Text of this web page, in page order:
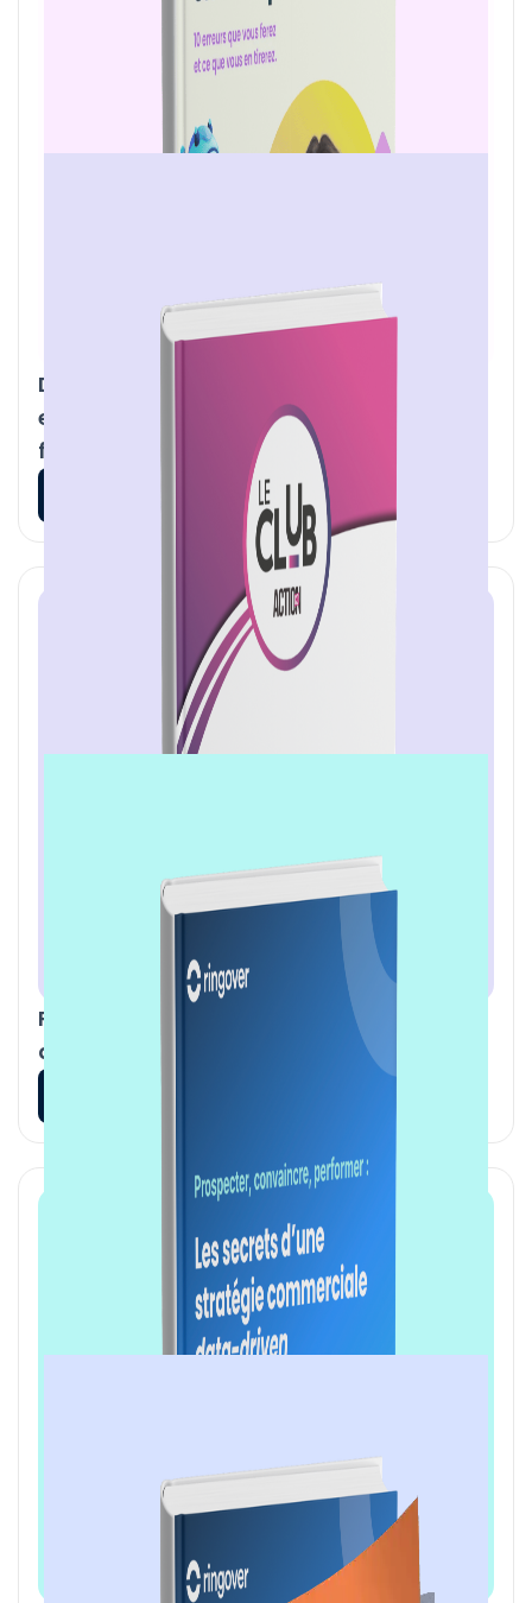
Déploiement de l'IA en entreprise : 10
erreurs (quasi indispensables) que vous
ferez
Réinventer la performance commerciale
avec l'IA